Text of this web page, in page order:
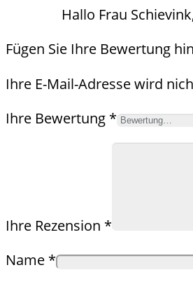
Hallo Frau
Fügen Sie Ihre Bewertung
Ihre E-Mail-Adresse wird
Ihre Bewertung *
Ihre Rezension *
Name *